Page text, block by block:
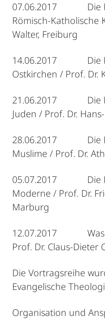
07.06.2017 Die
Römisch-Katholische
Walter, Freiburg
14.06.2017 Die
Ostkirchen / Prof. Dr.
21.06.2017 Die
Juden / Prof. Dr.
28.06.2017 Die
Muslime / Prof. Dr.
05.07.2017 Die
Moderne / Prof. Dr.
Marburg
12.07.2017 Was
Prof. Dr. Claus-Dieter
Die Vortragsreihe
Evangelische
Organisation und